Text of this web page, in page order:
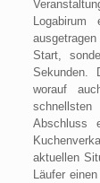
Start,
Sekunden.
worauf
Abschluss
aktuellen
Läufer